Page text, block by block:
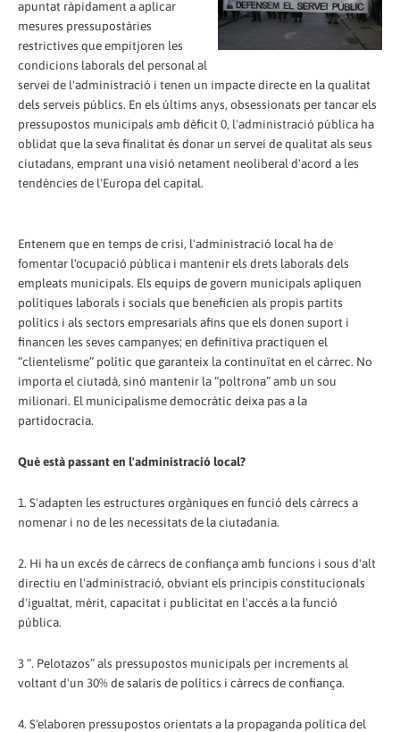
apuntat ràpidament a aplicar
mesures pressupostàries
restrictives que empitjoren les
condicions laborals del personal al
servei de l'administració i tenen un impacte directe en la qualitat
dels serveis públics. En els últims anys, obsessionats per tancar els
pressupostos municipals amb dèficit 0, l'administració pública ha
oblidat que la seva finalitat és donar un servei de qualitat als seus
ciutadans, emprant una visió netament neoliberal d'acord a les
tendències de l'Europa del capital.
Entenem que en temps de crisi, l'administració local ha de
fomentar l'ocupació pública i mantenir els drets laborals dels
empleats municipals. Els equips de govern municipals apliquen
polítiques laborals i socials que beneficien als propis partits
polítics i als sectors empresarials afins que els donen suport i
financen les seves campanyes; en definitiva practiquen el
“clientelisme” polític que garanteix la continuïtat en el càrrec. No
importa el ciutadà, sinó mantenir la “poltrona” amb un sou
milionari. El municipalisme democràtic deixa pas a la
partidocracia.
Què està passant en l'administració local?
1. S'adapten les estructures orgàniques en funció dels càrrecs a
nomenar i no de les necessitats de la ciutadania.
2. Hi ha un excés de càrrecs de confiança amb funcions i sous d'alt
directiu en l'administració, obviant els principis constitucionals
d'igualtat, mèrit, capacitat i publicitat en l'accés a la funció
pública.
3 “. Pelotazos” als pressupostos municipals per increments al
voltant d'un 30% de salaris de polítics i càrrecs de confiança.
4. S'elaboren pressupostos orientats a la propaganda política del